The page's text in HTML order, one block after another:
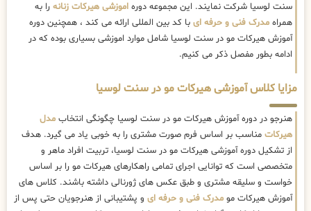
سنت لوسیا شرکت نمایند. این مجموعه دوره اموزشی هیرکات زنانه را به
همراه مدرک فنی و حرفه ای با کد بین المللی ارائه می کند ، همچنین دوره
آموزش هیرکات مو در سنت لوسیا شامل موارد اموزشی بسیاری بوده که در
ادامه بطور مفصل ذکر می کنیم.
مزایا کلاس آموزشی هیرکات مو در سنت لوسیا
هنرجو در دوره آموزش هیرکات مو در سنت لوسیا چگونگی انتخاب مدل
هیرکات مناسب بر اساس فرم صورت مشتری را به خوبی یاد می گیرد. هدف
از تشکیل دوره آموزشی هیرکات مو در سنت لوسیا، تربیت افراد ماهر و
متخصصی است که توانایی اجرای تمامی راهکارهای هیرکات مو را بر اساس
خواست و سلیقه مشتری و طبق عکس های ژورنالی داشته باشند. کلاس های
آموزش هیرکات مو مدرک فنی و حرفه ای و پشتیبانی از هنرجویان حتی پس از